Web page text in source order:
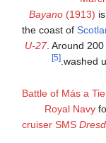
Bayano(1913)
the coast of
U-27. Around
washed
[5]
Battle of Más a
Royal Navy
cruiser SMS